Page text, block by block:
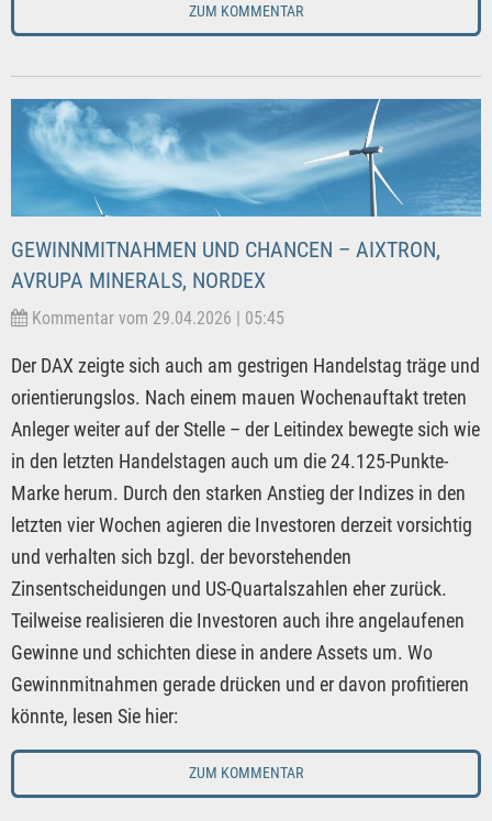
ZUM KOMMENTAR
GEWINNMITNAHMEN UND CHANCEN – AIXTRON,
AVRUPA MINERALS, NORDEX
Kommentar vom 29.04.2026 | 05:45
Der DAX zeigte sich auch am gestrigen Handelstag träge und
orientierungslos. Nach einem mauen Wochenauftakt treten
Anleger weiter auf der Stelle – der Leitindex bewegte sich wie
in den letzten Handelstagen auch um die 24.125-Punkte-
Marke herum. Durch den starken Anstieg der Indizes in den
letzten vier Wochen agieren die Investoren derzeit vorsichtig
und verhalten sich bzgl. der bevorstehenden
Zinsentscheidungen und US-Quartalszahlen eher zurück.
Teilweise realisieren die Investoren auch ihre angelaufenen
Gewinne und schichten diese in andere Assets um. Wo
Gewinnmitnahmen gerade drücken und er davon profitieren
könnte, lesen Sie hier:
ZUM KOMMENTAR